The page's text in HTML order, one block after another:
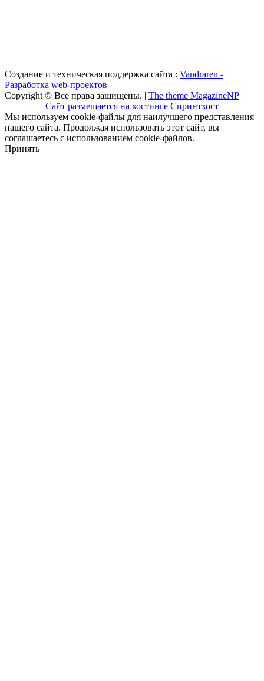
Создание и техническая поддержка сайта : Vandraren -
Разработка web-проектов
Copyright © Все права защищены. | The theme MagazineNP
Сайт размещается на хостинге Спринтхост
Мы используем cookie-файлы для наилучшего представления
нашего сайта. Продолжая использовать этот сайт, вы
соглашаетесь с использованием cookie-файлов.
Принять